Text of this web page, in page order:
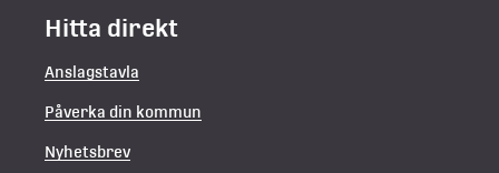
Hitta direkt
Anslagstavla
Påverka din kommun
Nyhetsbrev